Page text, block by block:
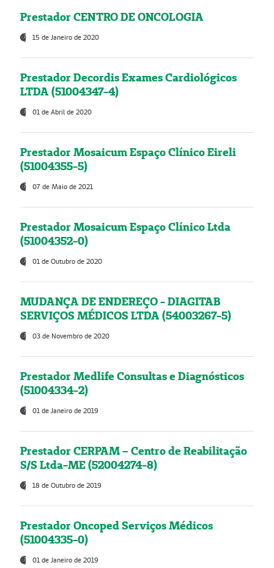
Prestador CENTRO DE ONCOLOGIA
15 de Janeiro de 2020
Prestador Decordis Exames Cardiológicos
LTDA (51004347-4)
01 de Abril de 2020
Prestador Mosaicum Espaço Clínico Eireli
(51004355-5)
07 de Maio de 2021
Prestador Mosaicum Espaço Clínico Ltda
(51004352-0)
01 de Outubro de 2020
MUDANÇA DE ENDEREÇO - DIAGITAB
SERVIÇOS MÉDICOS LTDA (54003267-5)
03 de Novembro de 2020
Prestador Medlife Consultas e Diagnósticos
(51004334-2)
01 de Janeiro de 2019
Prestador CERPAM – Centro de Reabilitação
S/S Ltda-ME (52004274-8)
18 de Outubro de 2019
Prestador Oncoped Serviços Médicos
(51004335-0)
01 de Janeiro de 2019